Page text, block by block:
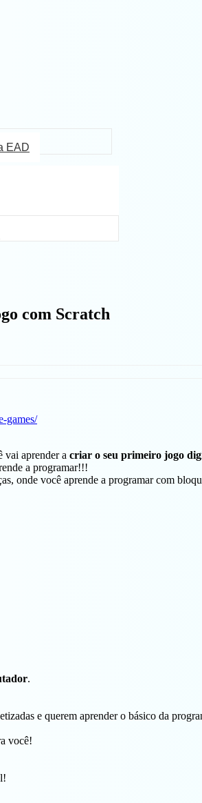
EAD
com Scratch
games/
vai aprender a criar o seu primeiro jogo
a programar!!!
onde você aprende a programar com
.
e querem aprender o básico da
você!